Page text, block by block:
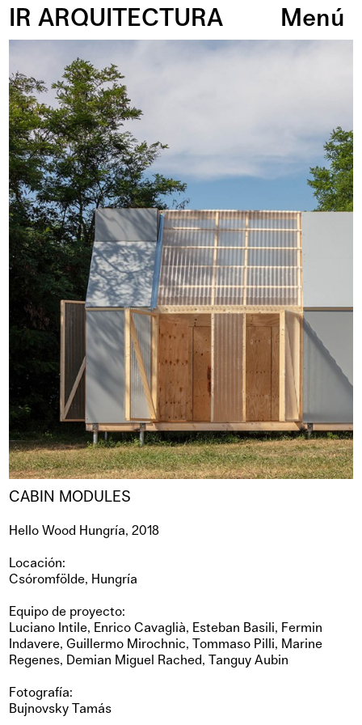
IR ARQUITECTURA Menú
CABIN MODULES
Hello Wood Hungría, 2018
Locación:
Csóromfölde, Hungría
Equipo de proyecto:
Luciano Intile, Enrico Cavaglià, Esteban Basili, Fermin
Indavere, Guillermo Mirochnic, Tommaso Pilli, Marine
Regenes, Demian Miguel Rached, Tanguy Aubin
Fotografía:
Bujnovsky Tamás